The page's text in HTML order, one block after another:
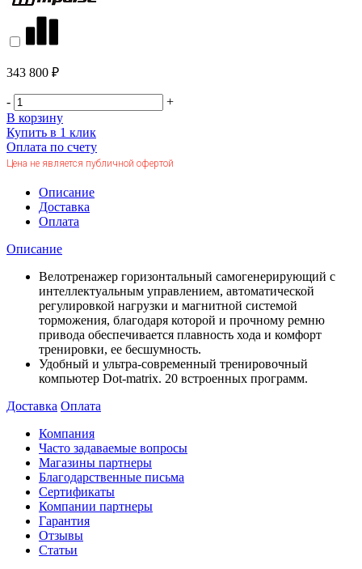
343 800 ₽
-
+
В корзину
Купить в 1 клик
Оплата по счету
Цена не является публичной офертой
Описание
Доставка
Оплата
Описание
Велотренажер горизонтальный самогенерирующий с
интеллектуальным управлением, автоматической
регулировкой нагрузки и магнитной системой
торможения, благодаря которой и прочному ремню
привода обеспечивается плавность хода и комфорт
тренировки, ее бесшумность.
Удобный и ультра-современный тренировочный
компьютер Dot-matrix. 20 встроенных программ.
Доставка Оплата
Компания
Часто задаваемые вопросы
Магазины партнеры
Благодарственные письма
Сертификаты
Компании партнеры
Гарантия
Отзывы
Статьи